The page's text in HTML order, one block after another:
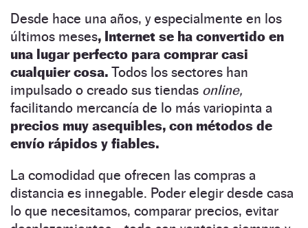
Desde hace una años, y especialmente en los
últimos meses, Internet se ha convertido en
una lugar perfecto para comprar casi
cualquier cosa. Todos los sectores han
impulsado o creado sus tiendas online,
facilitando mercancía de lo más variopinta a
precios muy asequibles, con métodos de
envío rápidos y fiables.
La comodidad que ofrecen las compras a
distancia es innegable. Poder elegir desde casa
lo que necesitamos, comparar precios, evitar